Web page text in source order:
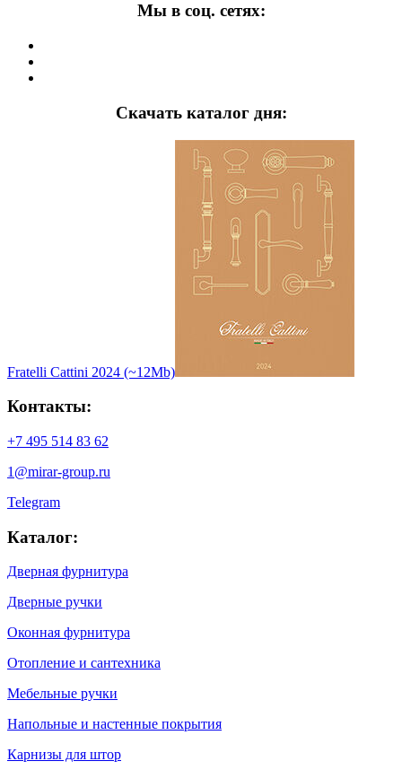
Мы в соц. сетях:
Скачать каталог дня:
Fratelli Cattini 2024 (~12Mb)
Контакты:
+7 495 514 83 62
1@mirar-group.ru
Telegram
Каталог:
Дверная фурнитура
Дверные ручки
Оконная фурнитура
Отопление и сантехника
Мебельные ручки
Напольные и настенные покрытия
Карнизы для штор